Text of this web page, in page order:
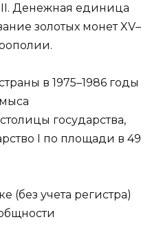
Денежная единица
золотых монет XV–
в 1975–1986 годы
государства,
I по площади в 49
(без учета регистра)